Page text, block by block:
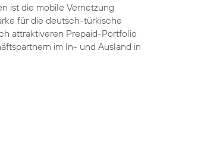
ist die mobile Vernetzung
für die deutsch-türkische
attraktiveren Prepaid-Portfolio
im In- und Ausland in